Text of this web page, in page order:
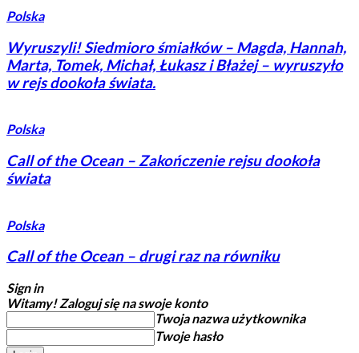
Polska
Wyruszyli! Siedmioro śmiałków – Magda, Hannah,
Marta, Tomek, Michał, Łukasz i Błażej – wyruszyło
w rejs dookoła świata.
Polska
Call of the Ocean – Zakończenie rejsu dookoła
świata
Polska
Call of the Ocean – drugi raz na równiku
Sign in
Witamy! Zaloguj się na swoje konto
Twoja nazwa użytkownika
Twoje hasło